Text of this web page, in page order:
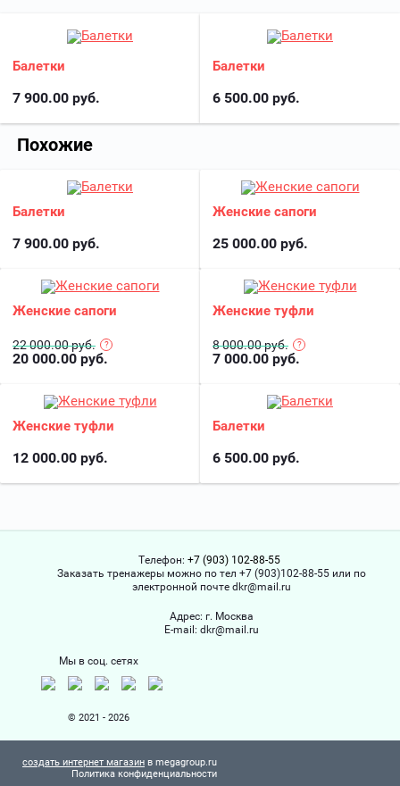
Балетки
7 900.00 руб.
Балетки
6 500.00 руб.
Похожие
Балетки
7 900.00 руб.
Женские сапоги
25 000.00 руб.
Женские сапоги
22 000.00 руб.
20 000.00 руб.
Женские туфли
8 000.00 руб.
7 000.00 руб.
Женские туфли
12 000.00 руб.
Балетки
6 500.00 руб.
Телефон: +7 (903) 102-88-55
Заказать тренажеры можно по тел +7 (903)102-88-55 или по
электронной почте dkr@mail.ru
Адрес: г. Москва
Е-mail: dkr@mail.ru
Мы в соц. сетях
© 2021 - 2026
создать интернет магазин в megagroup.ru
Политика конфиденциальности